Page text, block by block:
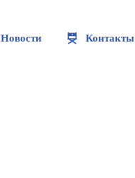
Новости Контакты